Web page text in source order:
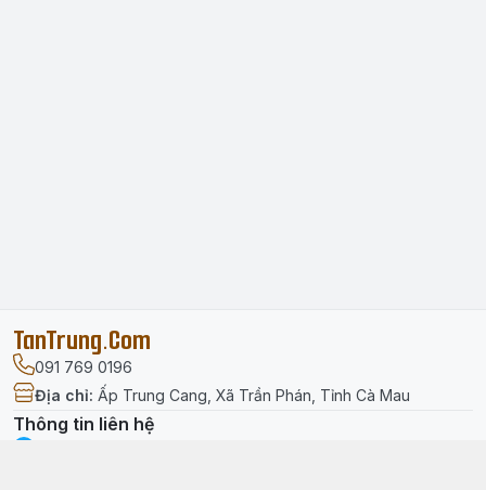
TanTrung.Com
091 769 0196
Địa chỉ: Ấp Trung Cang, Xã Trần Phán, Tỉnh Cà Mau
Thông tin liên hệ